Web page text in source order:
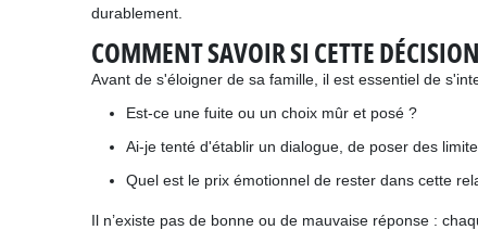
durablement.
COMMENT SAVOIR SI CETTE
Avant de s'éloigner de sa famille, il est essentiel de
Est-ce une fuite ou un choix mûr et posé ?
Ai-je tenté d'établir un dialogue, de poser des
Quel est le prix émotionnel de rester dans cette
Il n’existe pas de bonne ou de mauvaise réponse :